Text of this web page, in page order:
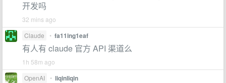
开发吗
32 mins ago
Claude
• fa11ing1eaf
有人有 claude 官方 API 渠道么
1h 58m ago
OpenAI
• liqinliqin